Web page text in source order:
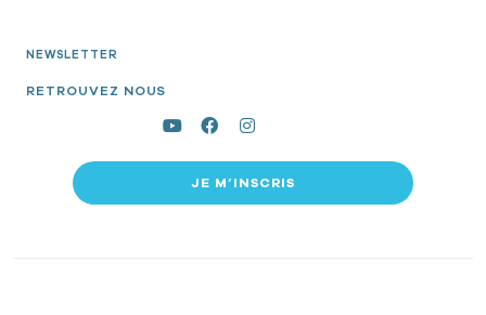
NEWSLETTER
JE M’INSCRIS
RETROUVEZ NOUS